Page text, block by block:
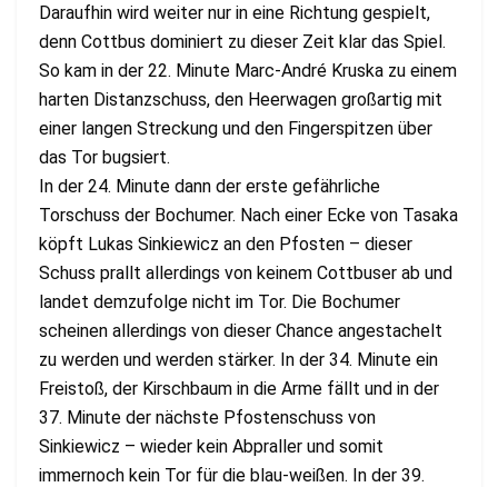
Daraufhin wird weiter nur in eine Richtung gespielt,
denn Cottbus dominiert zu dieser Zeit klar das Spiel.
So kam in der 22. Minute Marc-André Kruska zu einem
harten Distanzschuss, den Heerwagen großartig mit
einer langen Streckung und den Fingerspitzen über
das Tor bugsiert.
In der 24. Minute dann der erste gefährliche
Torschuss der Bochumer. Nach einer Ecke von Tasaka
köpft Lukas Sinkiewicz an den Pfosten – dieser
Schuss prallt allerdings von keinem Cottbuser ab und
landet demzufolge nicht im Tor. Die Bochumer
scheinen allerdings von dieser Chance angestachelt
zu werden und werden stärker. In der 34. Minute ein
Freistoß, der Kirschbaum in die Arme fällt und in der
37. Minute der nächste Pfostenschuss von
Sinkiewicz – wieder kein Abpraller und somit
immernoch kein Tor für die blau-weißen. In der 39.